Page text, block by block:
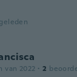
van 2022 · 2